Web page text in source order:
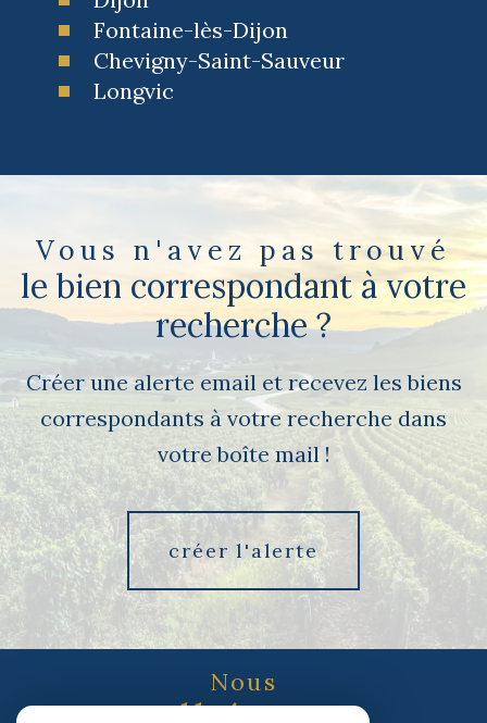
Fontaine-lès-Dijon
Chevigny-Saint-Sauveur
Longvic
Vous n'avez pas trouvé
le bien correspondant à votre
recherche ?
Créer une alerte email et recevez les biens
correspondants à votre recherche dans
votre boîte mail !
créer l'alerte
Nous